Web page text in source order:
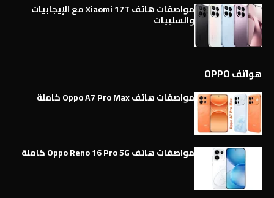
مواصفات هاتف Xiaomi 17T مع الإيجابيات
والسلبيات
هواتف OPPO
مواصفات هاتف Oppo A7 Pro Max كاملة
مواصفات هاتف Oppo Reno 16 Pro 5G كاملة